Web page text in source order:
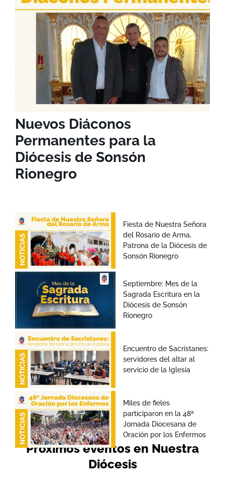
Nuevos Diáconos
Permanentes para la
Diócesis de Sonsón
Rionegro
Fiesta de Nuestra Señora
del Rosario de Arma,
Patrona de la Diócesis de
Sonsón Rionegro
Septiembre: Mes de la
Sagrada Escritura en la
Diócesis de Sonsón
Rionegro
Encuentro de Sacristanes:
servidores del altar al
servicio de la Iglesia
Miles de fieles
participaron en la 48ª
Jornada Diocesana de
Oración por los Enfermos
Próximos eventos en Nuestra
Diócesis